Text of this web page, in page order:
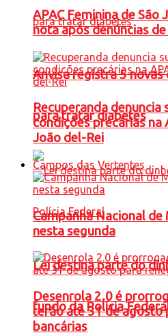
Anvisa registra 5
para tratar diabetes
Lei destina parte do
fundo da Polícia
APAC Feminina de São
nota após denúncias
Recuperanda denuncia
condições precárias na
João del-Rei
Campos das Vertentes
Campanha Nacional
nesta segunda
Desenrola 2.0 é
terão até 31 de agosto
bancárias